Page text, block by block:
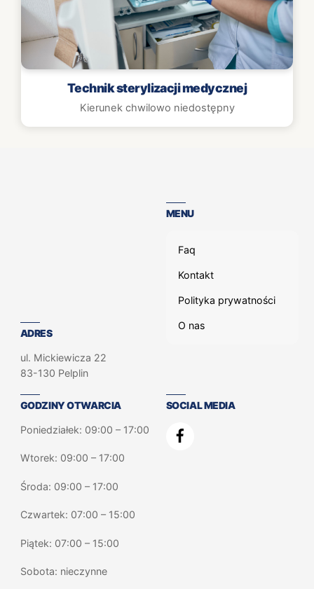
Technik sterylizacji medycznej
Kierunek chwilowo niedostępny
ADRES
ul. Mickiewicza 22
83-130 Pelplin
MENU
Faq
Kontakt
Polityka prywatności
O nas
GODZINY OTWARCIA
Poniedziałek: 09:00 – 17:00
Wtorek: 09:00 – 17:00
Środa: 09:00 – 17:00
Czwartek: 07:00 – 15:00
Piątek: 07:00 – 15:00
Sobota: nieczynne
SOCIAL MEDIA